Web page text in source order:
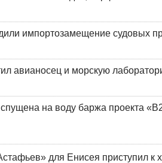
импортозамещение судовых
авианосец и морскую
на воду баржа проекта
для Енисея приступил к